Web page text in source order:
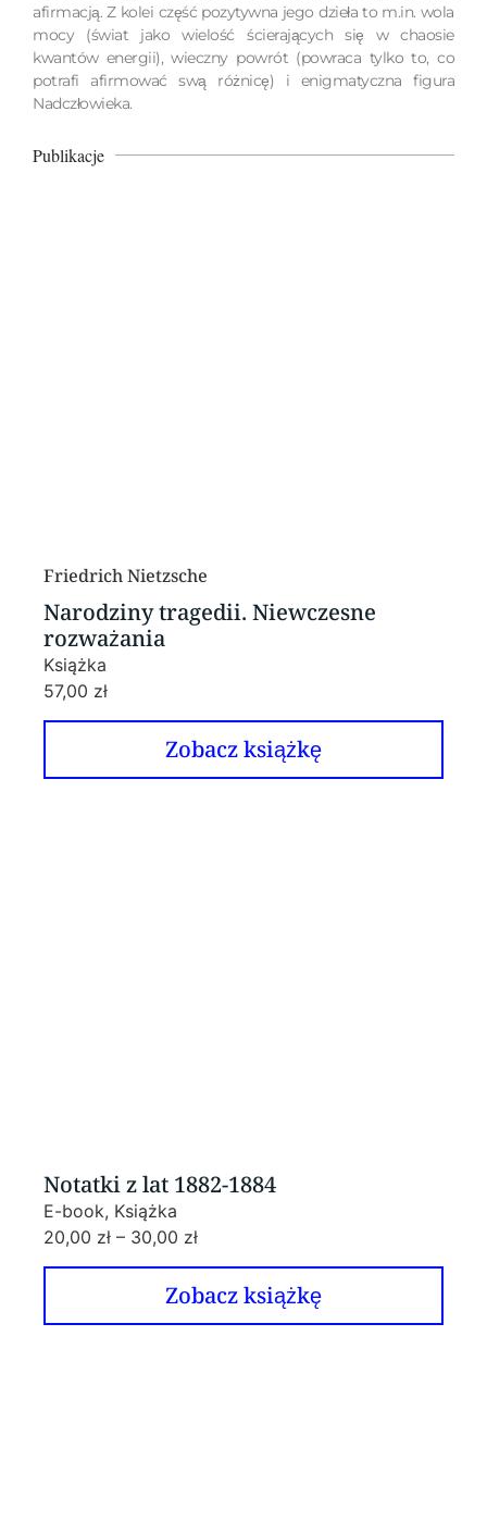
afirmacją. Z kolei część pozytywna jego dzieła to m.in. wola
mocy (świat jako wielość ścierających się w chaosie
kwantów energii), wieczny powrót (powraca tylko to, co
potrafi afirmować swą różnicę) i enigmatyczna figura
Nadczłowieka.
Publikacje
Friedrich Nietzsche
Narodziny tragedii. Niewczesne
rozważania
Książka
57,00 zł
Zobacz książkę
Notatki z lat 1882-1884
E-book, Książka
20,00 zł – 30,00 zł
Zobacz książkę